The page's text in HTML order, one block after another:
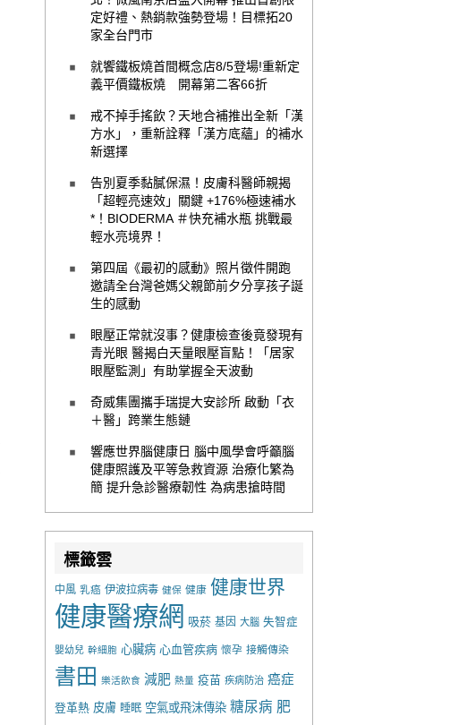
定好禮、熱銷款強勢登場！目標拓20
家全台門市
就饗鐵板燒首間概念店8/5登場!重新定
義平價鐵板燒 開幕第二客66折
戒不掉手搖飲？天地合補推出全新「漢
方水」，重新詮釋「漢方底蘊」的補水
新選擇
告別夏季黏膩保濕！皮膚科醫師親揭
「超輕亮速效」關鍵 +176%極速補水
*！BIODERMA ＃快充補水瓶 挑戰最
輕水亮境界！
第四屆《最初的感動》照片徵件開跑
邀請全台灣爸媽父親節前夕分享孩子誕
生的感動
眼壓正常就沒事？健康檢查後竟發現有
青光眼 醫揭白天量眼壓盲點！「居家
眼壓監測」有助掌握全天波動
奇威集團攜手瑞提大安診所 啟動「衣
＋醫」跨業生態鏈
響應世界腦健康日 腦中風學會呼籲腦
健康照護及平等急救資源 治療化繁為
簡 提升急診醫療韌性 為病患搶時間
標籤雲
中風 乳癌 伊波拉病毒 健保 健康 健康世界
健康醫療網 吸菸 基因 大腦 失智症
嬰幼兒 幹細胞 心臟病 心血管疾病 懷孕 接觸傳染
書田 樂活飲食 減肥 熱量 疫苗 疾病防治 癌症
登革熱 皮膚 睡眠 空氣或飛沫傳染 糖尿病 肥